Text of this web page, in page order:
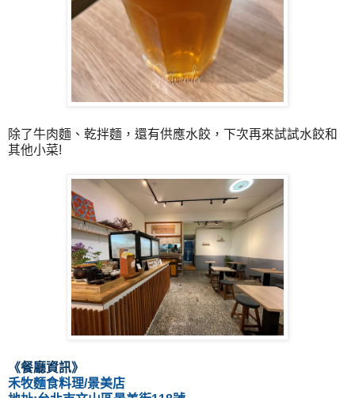
除了牛肉麵、乾拌麵，還有供應水餃，下次再來試試水餃和
其他小菜!
《餐廳資訊》
禾牧麵食料理/景美店